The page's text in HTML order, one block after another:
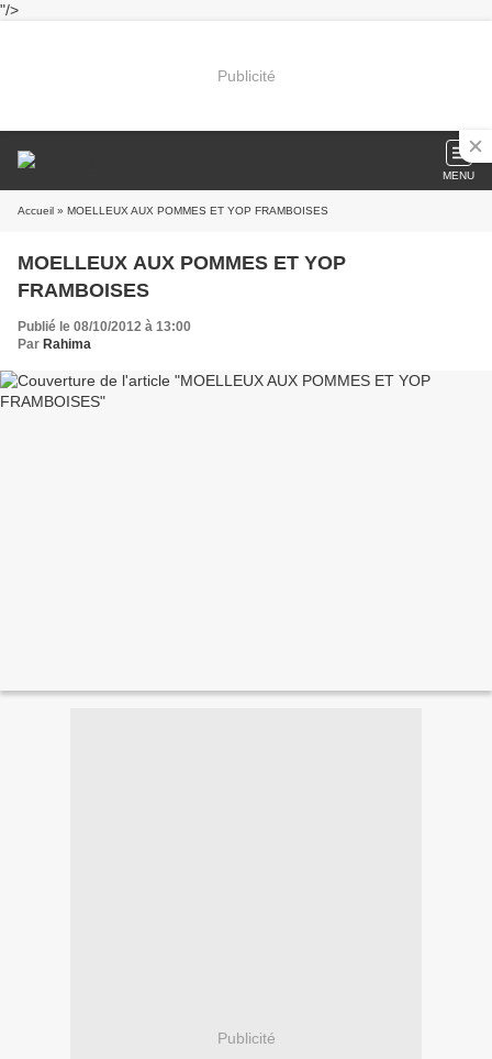
"/>
Publicité
MENU
Accueil » MOELLEUX AUX POMMES ET YOP FRAMBOISES
MOELLEUX AUX POMMES ET YOP
FRAMBOISES
Publié le 08/10/2012 à 13:00
Par Rahima
Publicité